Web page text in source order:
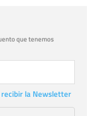
que tenemos
la Newsletter